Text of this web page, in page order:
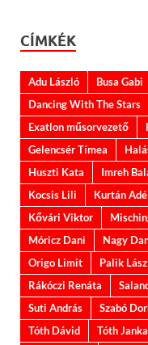
CÍMKÉK
Adu László Busa Gabi
Dancing With The Stars
Exatlon műsorvezető
Gelencsér Tímea
Huszti Kata
Imreh
Kocsis Lili
Kurtán
Kővári Viktor
Móricz Dani
Nagy
Origo Limit
Palik
Rákóczi Renáta
Suti András
Szabó
Tóth Dávid
Tóth Janka